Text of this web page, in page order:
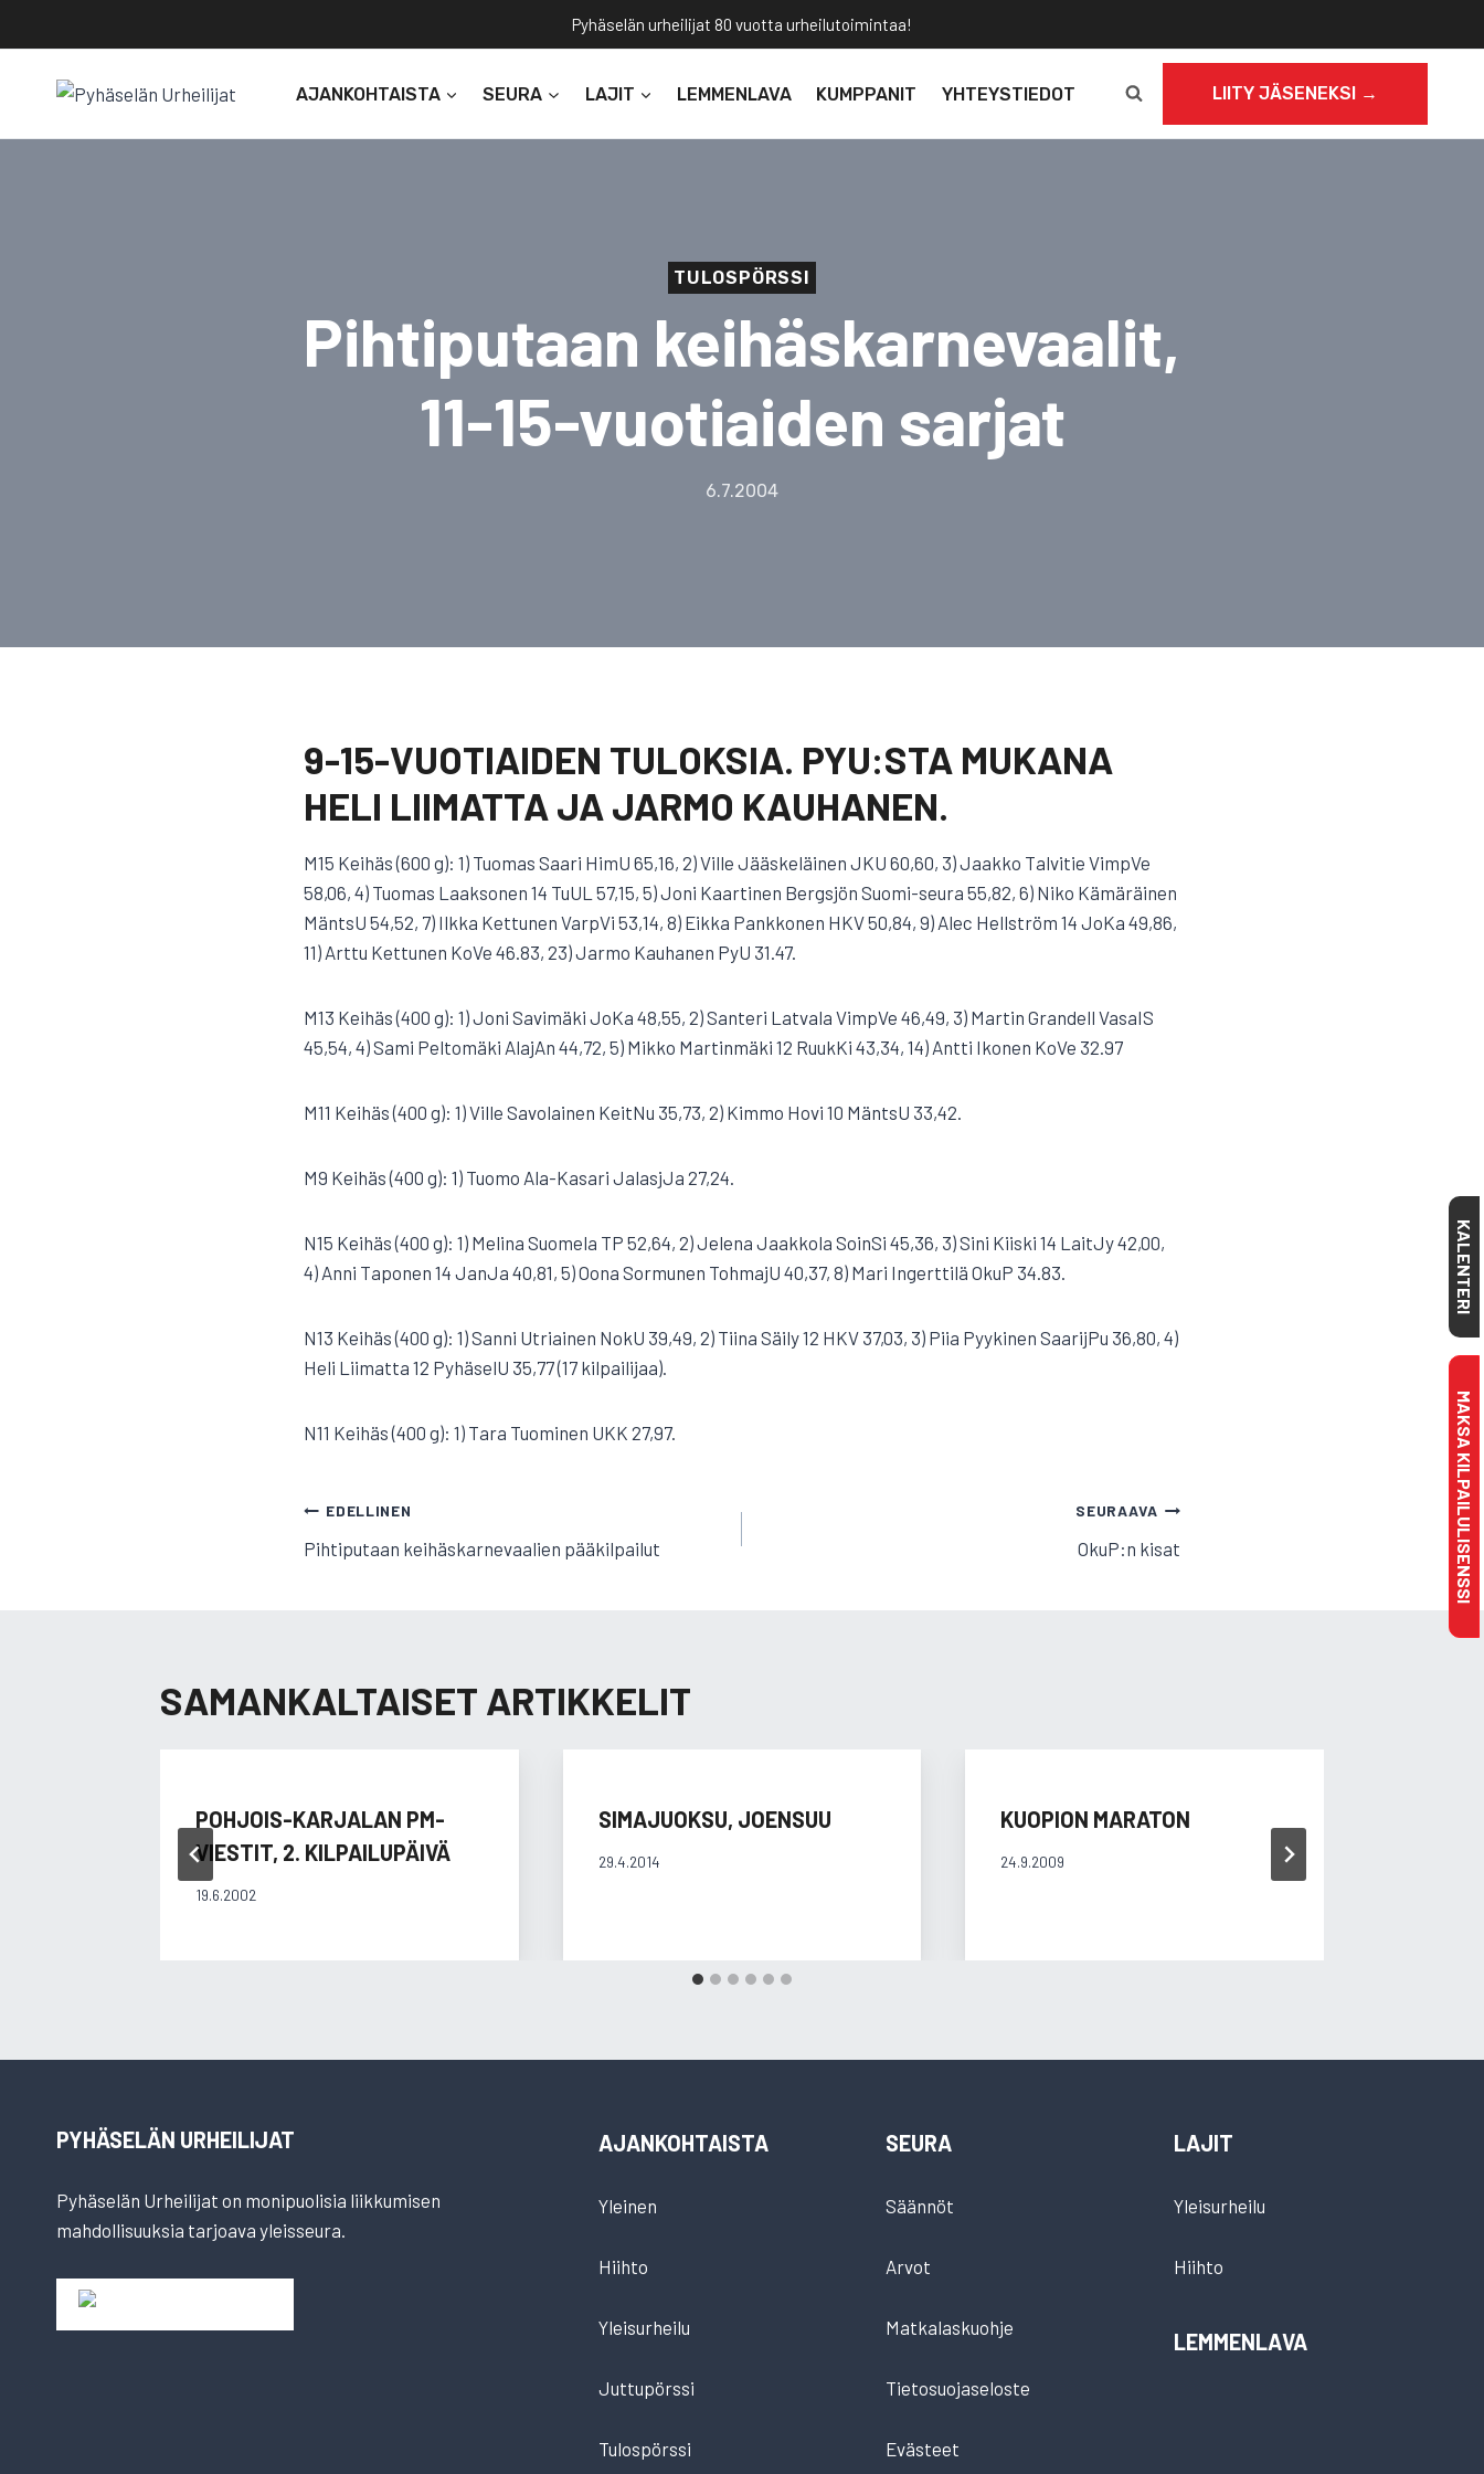
sisältöön
Pyhäselän urheilijat 80 vuotta urheilutoimintaa!
AJANKOHTAISTA SEURA LAJIT LEMMENLAVA KUMPPANIT YHTEYSTIEDOT LIITY JÄSENEKSI →
TULOSPÖRSSI
Pihtiputaan keihäskarnevaalit,
11-15-vuotiaiden sarjat
6.7.2004
9-15-VUOTIAIDEN TULOKSIA. PYU:STA MUKANA
HELI LIIMATTA JA JARMO KAUHANEN.
M15 Keihäs (600 g): 1) Tuomas Saari HimU 65,16, 2) Ville Jääskeläinen JKU 60,60, 3) Jaakko Talvitie VimpVe
58,06, 4) Tuomas Laaksonen 14 TuUL 57,15, 5) Joni Kaartinen Bergsjön Suomi-seura 55,82, 6) Niko Kämäräinen
MäntsU 54,52, 7) Ilkka Kettunen VarpVi 53,14, 8) Eikka Pankkonen HKV 50,84, 9) Alec Hellström 14 JoKa 49,86,
11) Arttu Kettunen KoVe 46.83, 23) Jarmo Kauhanen PyU 31.47.
M13 Keihäs (400 g): 1) Joni Savimäki JoKa 48,55, 2) Santeri Latvala VimpVe 46,49, 3) Martin Grandell VasaIS
45,54, 4) Sami Peltomäki AlajAn 44,72, 5) Mikko Martinmäki 12 RuukKi 43,34, 14) Antti Ikonen KoVe 32.97
M11 Keihäs (400 g): 1) Ville Savolainen KeitNu 35,73, 2) Kimmo Hovi 10 MäntsU 33,42.
M9 Keihäs (400 g): 1) Tuomo Ala-Kasari JalasjJa 27,24.
N15 Keihäs (400 g): 1) Melina Suomela TP 52,64, 2) Jelena Jaakkola SoinSi 45,36, 3) Sini Kiiski 14 LaitJy 42,00,
4) Anni Taponen 14 JanJa 40,81, 5) Oona Sormunen TohmajU 40,37, 8) Mari Ingerttilä OkuP 34.83.
N13 Keihäs (400 g): 1) Sanni Utriainen NokU 39,49, 2) Tiina Säily 12 HKV 37,03, 3) Piia Pyykinen SaarijPu 36,80, 4)
Heli Liimatta 12 PyhäselU 35,77 (17 kilpailijaa).
N11 Keihäs (400 g): 1) Tara Tuominen UKK 27,97.
ARTIKKELIEN
SELAUS
EDELLINEN
Pihtiputaan keihäskarnevaalien pääkilpailut
SEURAAVA
OkuP:n kisat
SAMANKALTAISET ARTIKKELIT
POHJOIS-KARJALAN PM-
VIESTIT, 2. KILPAILUPÄIVÄ
19.6.2002
SIMAJUOKSU, JOENSUU
29.4.2014
KUOPION MARATON
24.9.2009
PYHÄSELÄN URHEILIJAT
Pyhäselän Urheilijat on monipuolisia liikkumisen
mahdollisuuksia tarjoava yleisseura.
AJANKOHTAISTA
Yleinen
Hiihto
Yleisurheilu
Juttupörssi
Tulospörssi
SEURA
Säännöt
Arvot
Matkalaskuohje
Tietosuojaseloste
Evästeet
LAJIT
Yleisurheilu
Hiihto
LEMMENLAVA
KALENTERI
MAKSA KILPAILULISENSSI